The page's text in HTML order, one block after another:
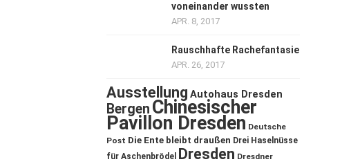
voneinander wussten
APR. 8, 2017
Rauschhafte Rachefantasie
APR. 26, 2017
Ausstellung Autohaus Dresden
Bergen Chinesischer
Pavillon Dresden Deutsche
Post Die Ente bleibt draußen Drei Haselnüsse
für Aschenbrödel
Dresden Dresdner